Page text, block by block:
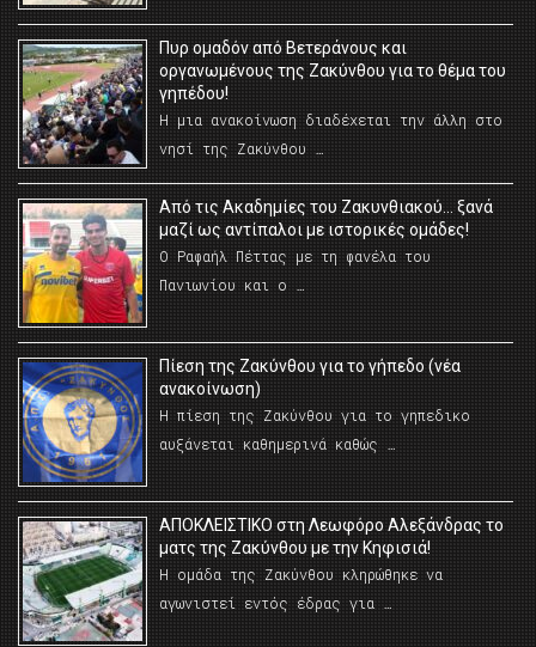
Πυρ ομαδόν από Βετεράνους και
οργανωμένους της Ζακύνθου για το θέμα του
γηπέδου!
Η μια ανακοίνωση διαδέχεται την άλλη στο
νησί της Ζακύνθου …
Από τις Ακαδημίες του Ζακυνθιακού… ξανά
μαζί ως αντίπαλοι με ιστορικές ομάδες!
Ο Ραφαήλ Πέττας με τη φανέλα του
Πανιωνίου και ο …
Πίεση της Ζακύνθου για το γήπεδο (νέα
ανακοίνωση)
Η πίεση της Ζακύνθου για το γηπεδικο
αυξάνεται καθημερινά καθώς …
AΠΟΚΛΕΙΣΤΙΚΟ στη Λεωφόρο Αλεξάνδρας το
ματς της Ζακύνθου με την Κηφισιά!
Η ομάδα της Ζακύνθου κληρώθηκε να
αγωνιστεί εντός έδρας για …